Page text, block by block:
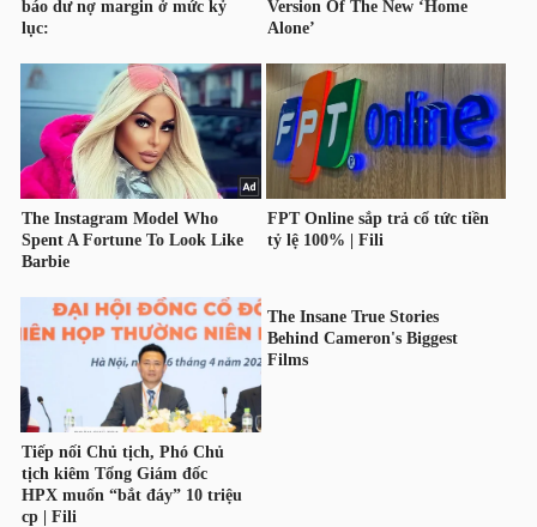
TRÁI
PHIẾU
CÔNG
ĐẦU